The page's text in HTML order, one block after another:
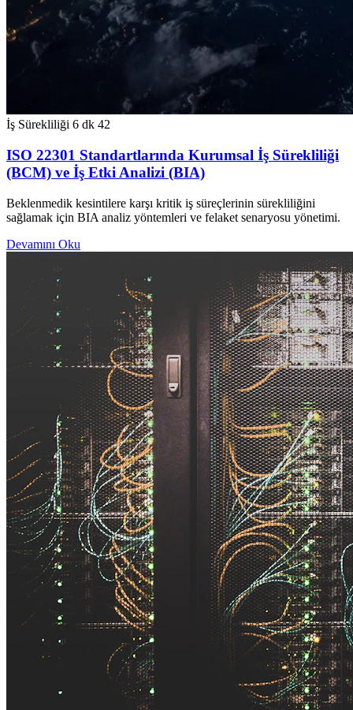
İş Sürekliliği 6 dk 42
ISO 22301 Standartlarında Kurumsal İş Sürekliliği
(BCM) ve İş Etki Analizi (BIA)
Beklenmedik kesintilere karşı kritik iş süreçlerinin sürekliliğini
sağlamak için BIA analiz yöntemleri ve felaket senaryosu yönetimi.
Devamını Oku